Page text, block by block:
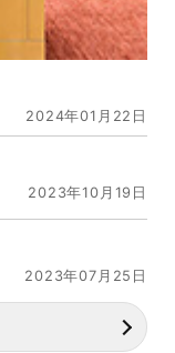
2024年01月22日
2023年10月19日
2023年07月25日